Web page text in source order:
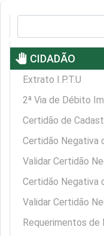
pan_tool CIDADÃO
Extrato I.P.T.U
2ª Via de Débito
Certidão de
Certidão Negativa
Validar Certidão
Certidão Negativa
Validar Certidão
Requerimentos de